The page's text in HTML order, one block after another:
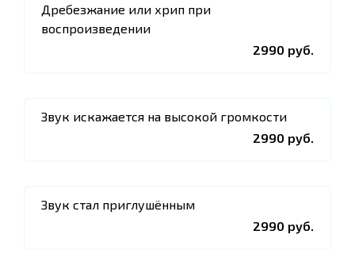
Дребезжание или хрип при
воспроизведении
2990 руб.
Звук искажается на высокой громкости
2990 руб.
Звук стал приглушённым
2990 руб.